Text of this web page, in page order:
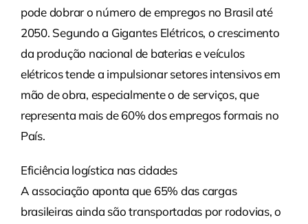
pode dobrar o número de empregos no Brasil até
2050. Segundo a Gigantes Elétricos, o crescimento
da produção nacional de baterias e veículos
elétricos tende a impulsionar setores intensivos em
mão de obra, especialmente o de serviços, que
representa mais de 60% dos empregos formais no
País.
Eficiência logística nas cidades
A associação aponta que 65% das cargas
brasileiras ainda são transportadas por rodovias, o